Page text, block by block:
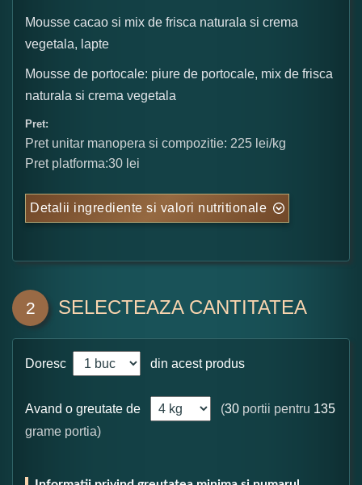
Mousse cacao si mix de frisca naturala si crema
vegetala, lapte
Mousse de portocale: piure de portocale, mix de frisca
naturala si crema vegetala
Pret:
Pret unitar manopera si compozitie: 225 lei/kg
Pret platforma:30 lei
Detalii ingrediente si valori nutritionale
2 SELECTEAZA CANTITATEA
Doresc din acest produs
Avand o greutate de (30 portii pentru 135
grame portia)